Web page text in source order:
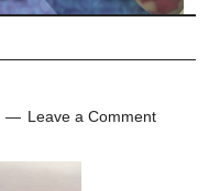
Leave a Comment